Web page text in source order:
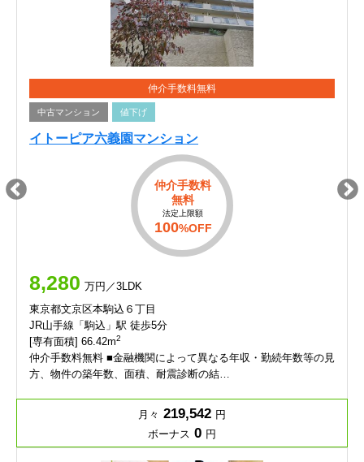
仲介手数料無料
中古マンション 値下げ
イトーピア六義園マンション
仲介手数料
無料
法定上限額
100%OFF
8,280 万円／3LDK
東京都文京区本駒込６丁目
JR山手線「駒込」駅 徒歩5分
[専有面積] 66.42m2
仲介手数料無料 ■金融機関によって異なる年収・勤続年数等の見
方、物件の築年数、面積、耐震診断の結…
月々 219,542 円
ボーナス 0 円